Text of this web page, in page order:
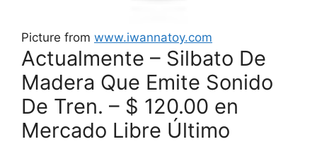
Picture from www.iwannatoy.com
Actualmente – Silbato De
Madera Que Emite Sonido
De Tren. – $ 120.00 en
Mercado Libre Último